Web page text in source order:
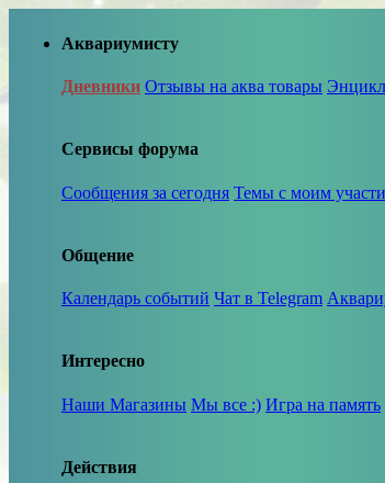
Аквариумисту
Дневники Отзывы на аква товары
Сервисы форума
Сообщения за сегодня Темы с моим
Общение
Календарь событий Чат в Telegram
Интересно
Наши Магазины Мы все :) Игра на память
Действия